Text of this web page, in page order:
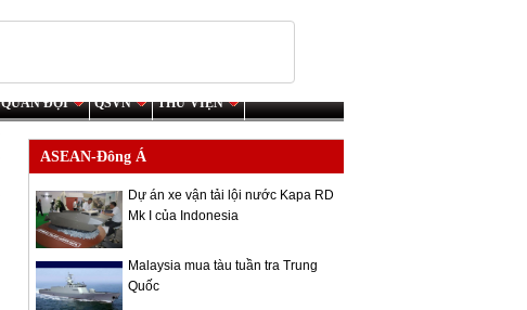
QUÂN ĐỘI QSVN THƯ VIỆN
ASEAN-Đông Á
Dự án xe vận tải lội nước Kapa RD
Mk I của Indonesia
Malaysia mua tàu tuần tra Trung
Quốc